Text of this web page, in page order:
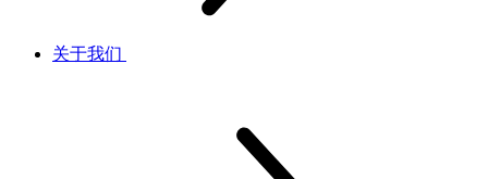
关于我们